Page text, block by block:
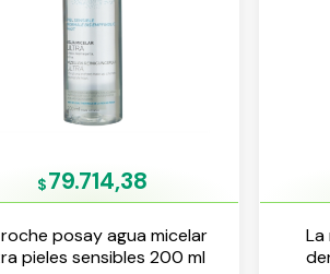
$79.714,38
posay agua micelar
pieles sensibles 200 ml